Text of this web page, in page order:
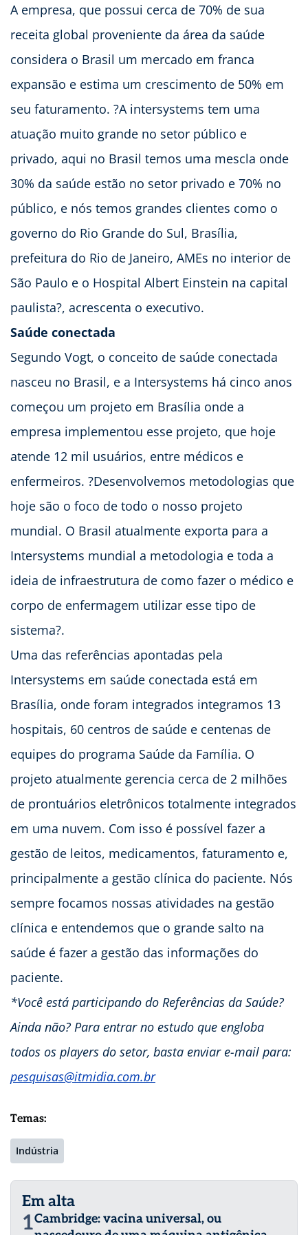
A empresa, que possui cerca de 70% de sua
receita global proveniente da área da saúde
considera o Brasil um mercado em franca
expansão e estima um crescimento de 50% em
seu faturamento. ?A intersystems tem uma
atuação muito grande no setor público e
privado, aqui no Brasil temos uma mescla onde
30% da saúde estão no setor privado e 70% no
público, e nós temos grandes clientes como o
governo do Rio Grande do Sul, Brasília,
prefeitura do Rio de Janeiro, AMEs no interior de
São Paulo e o Hospital Albert Einstein na capital
paulista?, acrescenta o executivo.
Saúde conectada
Segundo Vogt, o conceito de saúde conectada
nasceu no Brasil, e a Intersystems há cinco anos
começou um projeto em Brasília onde a
empresa implementou esse projeto, que hoje
atende 12 mil usuários, entre médicos e
enfermeiros. ?Desenvolvemos metodologias que
hoje são o foco de todo o nosso projeto
mundial. O Brasil atualmente exporta para a
Intersystems mundial a metodologia e toda a
ideia de infraestrutura de como fazer o médico e
corpo de enfermagem utilizar esse tipo de
sistema?.
Uma das referências apontadas pela
Intersystems em saúde conectada está em
Brasília, onde foram integrados integramos 13
hospitais, 60 centros de saúde e centenas de
equipes do programa Saúde da Família. O
projeto atualmente gerencia cerca de 2 milhões
de prontuários eletrônicos totalmente integrados
em uma nuvem. Com isso é possível fazer a
gestão de leitos, medicamentos, faturamento e,
principalmente a gestão clínica do paciente. Nós
sempre focamos nossas atividades na gestão
clínica e entendemos que o grande salto na
saúde é fazer a gestão das informações do
paciente.
*Você está participando do Referências da Saúde?
Ainda não? Para entrar no estudo que engloba
todos os players do setor, basta enviar e-mail para:
pesquisas@itmidia.com.br
Temas:
Indústria
Em alta
1Cambridge: vacina universal, ou